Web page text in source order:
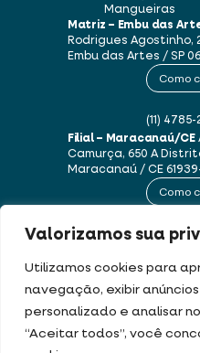
Valorizamos sua
Utilizamos cookies para
navegação, exibir
personalizado e analisar
“Aceitar todos”, você
Mangueiras
Matriz – Embu das
Rodrigues Agostinho,
Embu das Artes / SP
Como
(11) 4785-
Filial – Maracanaú/CE
Camurça, 650 A
Maracanaú / CE
Como
(85)
Este site usa cookies e dados